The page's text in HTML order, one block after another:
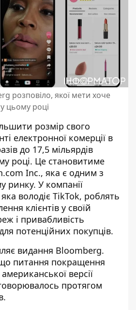
розповіло, якої мети хоче
цьому році
розмір свого
електронної комерції в
до 17,5 мільярдів
році. Це становитиме
Inc., яка є одним з
ринку. У компанії
володіє TikTok, роблять
клієнтів у своїй
і привабливість
потенційних покупців.
видання Bloomberg.
питання покращення
версії
протягом
.